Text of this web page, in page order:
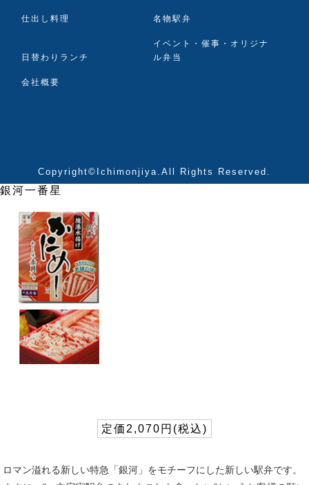
仕出し料理 名物駅弁
日替わりランチ
イベント・催事・オリジナ
ル弁当
会社概要
Copyright©Ichimonjiya.All Rights Reserved.
銀河一番星
定価2,070円(税込)
ロマン溢れる新しい特急「銀河」をモチーフにした新しい駅弁です。